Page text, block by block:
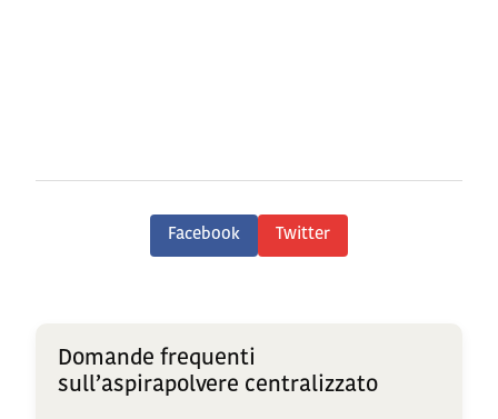
Facebook Twitter
Domande frequenti
sull’aspirapolvere centralizzato